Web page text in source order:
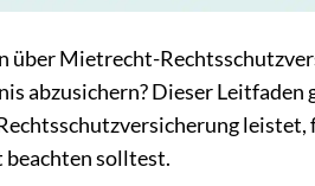
über Mietrecht-
abzusichern? Dieser Leitfaden
beachten solltest.